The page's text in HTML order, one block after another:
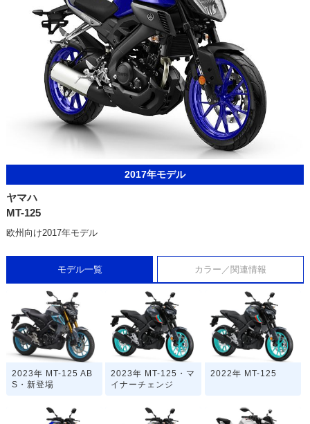
2017年モデル
ヤマハ
MT-125
欧州向け2017年モデル
モデル一覧 カラー／関連情報
2023年 MT-125 AB
S・新登場
2023年 MT-125・マ
イナーチェンジ
2022年 MT-125